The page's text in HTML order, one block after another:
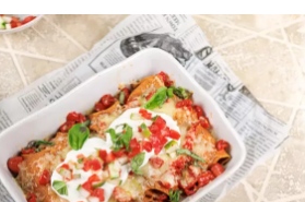
MIT
SONNENBLUMENHACK
EINE
FABELHAFTE
ALTERNATIVE!